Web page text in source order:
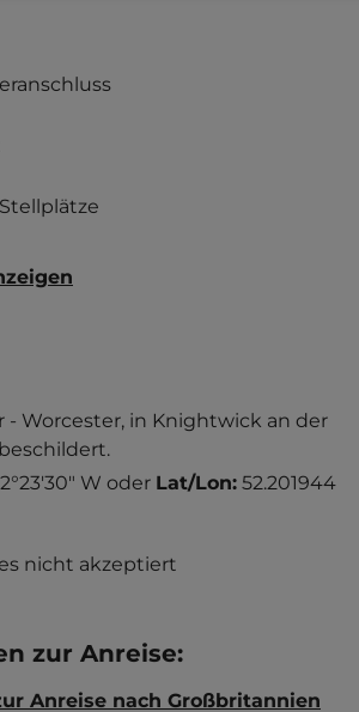
- Worcester, in Knightwick an der
W oder Lat/Lon: 52.201944
nicht akzeptiert
zur Anreise:
Anreise nach Großbritannien